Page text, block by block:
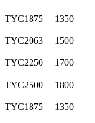
TYC1875
1350
TYC2063
1500
TYC2250
1700
TYC2500
1800
TYC1875
1350